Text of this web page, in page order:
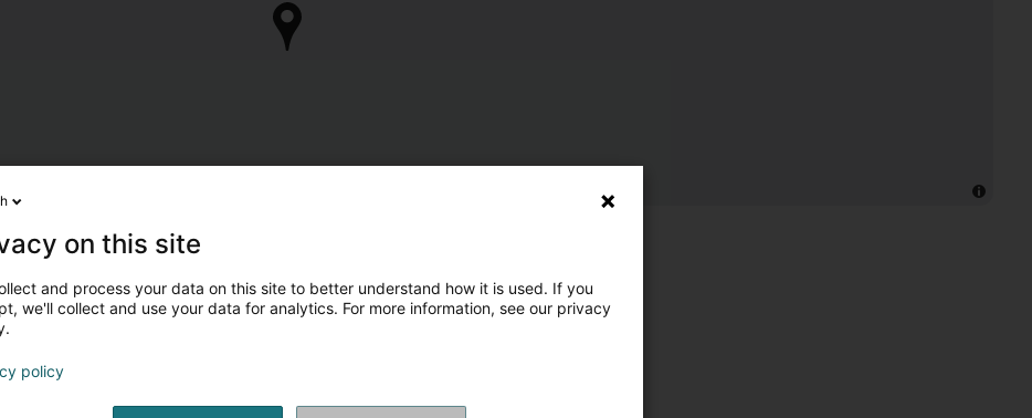
on this site
and process your data on this site to better understand how it is used. If you
we'll collect and use your data for analytics. For more information, see our privacy
policy